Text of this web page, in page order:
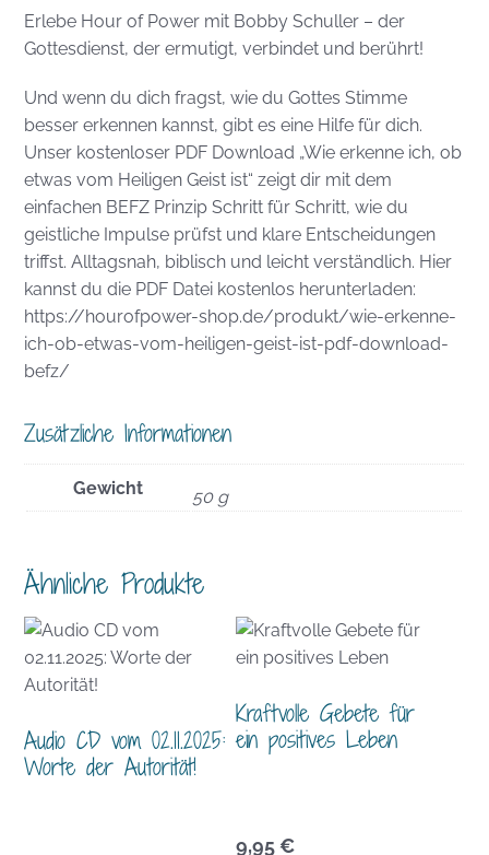
Erlebe Hour of Power mit Bobby Schuller – der
Gottesdienst, der ermutigt, verbindet und berührt!
Und wenn du dich fragst, wie du Gottes Stimme
besser erkennen kannst, gibt es eine Hilfe für dich.
Unser kostenloser PDF Download „Wie erkenne ich, ob
etwas vom Heiligen Geist ist“ zeigt dir mit dem
einfachen BEFZ Prinzip Schritt für Schritt, wie du
geistliche Impulse prüfst und klare Entscheidungen
triffst. Alltagsnah, biblisch und leicht verständlich. Hier
kannst du die PDF Datei kostenlos herunterladen:
https://hourofpower-shop.de/produkt/wie-erkenne-
ich-ob-etwas-vom-heiligen-geist-ist-pdf-download-
befz/
Zusätzliche Informationen
Gewicht 50 g
Ähnliche Produkte
Audio CD vom 02.11.2025:
Worte der Autorität!
Kraftvolle Gebete für
ein positives Leben
9,95 €